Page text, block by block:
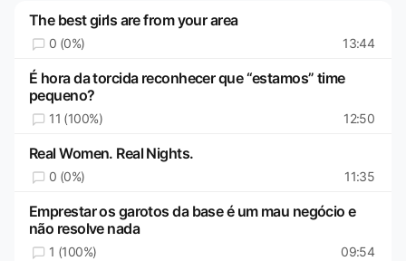
The best girls are from your area
0 (0%) 13:44
É hora da torcida reconhecer que “estamos” time
pequeno?
11 (100%) 12:50
Real Women. Real Nights.
0 (0%) 11:35
Emprestar os garotos da base é um mau negócio e
não resolve nada
1 (100%) 09:54